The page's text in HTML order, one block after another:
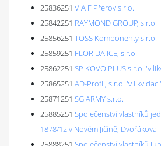
25836251 V A F Přerov s.r.o.
25842251 RAYMOND GROUP, s.r.o.
25856251 TOSS Komponenty s.r.o.
25859251 FLORIDA ICE, s.r.o.
25862251 SP KOVO PLUS s.r.o. 'v
25865251 AD-Profil, s.r.o. 'v likvidaci'
25871251 SG ARMY s.r.o.
25885251 Společenství vlastníků
1878/12 v Novém Jičíně, Dvořákova